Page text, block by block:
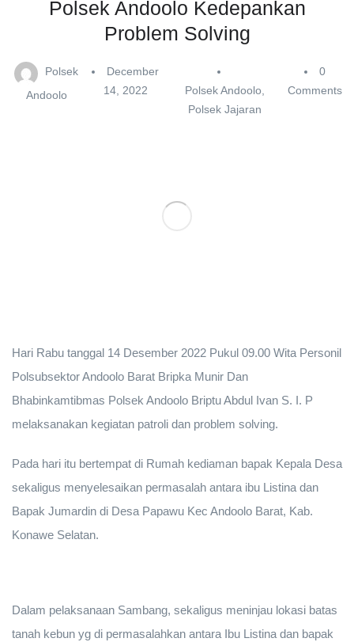
Polsek Andoolo Kedepankan
Problem Solving
Polsek
Andoolo
December
14, 2022
Polsek Andoolo
Polsek Jajaran
0
Comments
Hari Rabu tanggal 14 Desember 2022 Pukul 09.00 Wita Personil
Polsubsektor Andoolo Barat Bripka Munir Dan
Bhabinkamtibmas Polsek Andoolo Briptu Abdul Ivan S. I. P
melaksanakan kegiatan patroli dan problem solving.
Pada hari itu bertempat di Rumah kediaman bapak Kepala Desa
sekaligus menyelesaikan permasalah antara ibu Listina dan
Bapak Jumardin di Desa Papawu Kec Andoolo Barat, Kab.
Konawe Selatan.
Dalam pelaksanaan Sambang, sekaligus meninjau lokasi batas
tanah kebun yg di permasalahkan antara Ibu Listina dan bapak